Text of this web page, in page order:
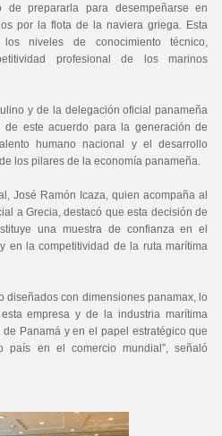
prepararla para desempeñarse en
por la flota de la naviera griega. Esta
niveles de conocimiento técnico,
profesional de los marinos
y de la delegación oficial panameña
de este acuerdo para la generación de
humano nacional y el desarrollo
los pilares de la economía panameña.
José Ramón Icaza, quien acompaña al
a Grecia, destacó que esta decisión de
una muestra de confianza en el
en la competitividad de la ruta marítima
diseñados con dimensiones panamax, lo
empresa y de la industria marítima
Panamá y en el papel estratégico que
país en el comercio mundial”, señaló